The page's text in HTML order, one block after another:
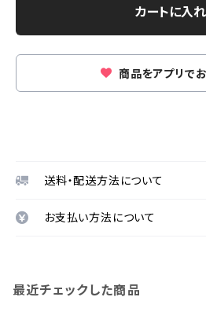
カートに入
商品をアプリで
送料・配送方法について
お支払い方法について
最近チェックした商品